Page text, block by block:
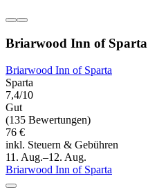
Briarwood Inn of Sparta
Briarwood Inn of Sparta
Sparta
7,4/10
Gut
(135 Bewertungen)
76 €
inkl. Steuern & Gebühren
11. Aug.–12. Aug.
Briarwood Inn of Sparta